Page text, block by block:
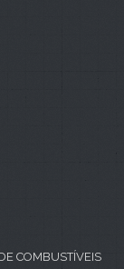
COMBUSTÍVEIS